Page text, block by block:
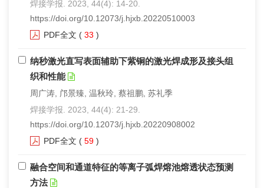
焊接学报. 2023, 44(4): 14-20.
https://doi.org/10.12073/j.hjxb.20220510003
PDF全文 ( 33 )
纳秒激光直写表面辅助下紫铜的激光焊成形及接头组
织和性能
周广涛, 邝景臻, 温秋玲, 蔡祖鹏, 苏礼季
焊接学报. 2023, 44(4): 21-29.
https://doi.org/10.12073/j.hjxb.20220908002
PDF全文 ( 59 )
融合空间和通道特征的等离子弧焊熔池熔透状态预测
方法